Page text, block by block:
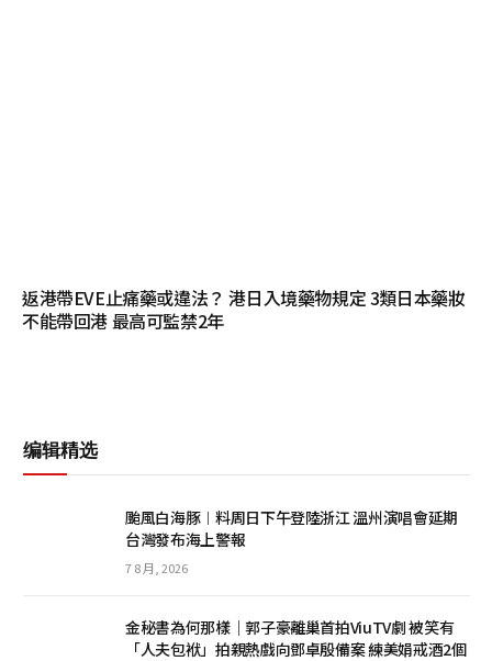
返港帶EVE止痛藥或違法？ 港日入境藥物規定 3類日本藥妝
不能帶回港 最高可監禁2年
编辑精选
颱風白海豚︱料周日下午登陸浙江 溫州演唱會延期
台灣發布海上警報
7 8 月, 2026
金秘書為何那樣｜郭子豪離巢首拍ViuTV劇 被笑有
「人夫包袱」拍親熱戲向鄧卓殷備案 練美娟戒酒2個